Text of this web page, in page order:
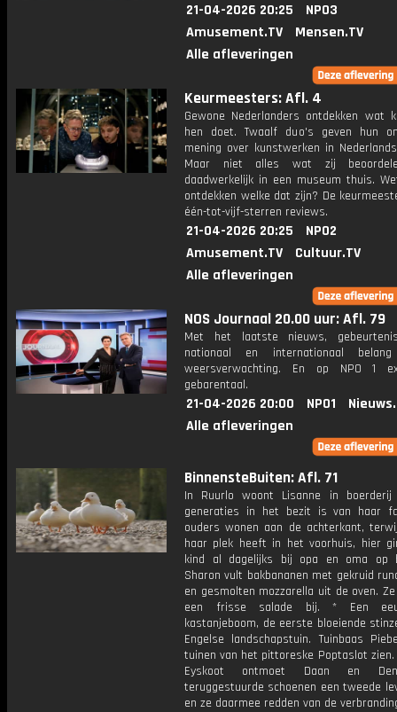
21-04-2026 20:25
NPO3
Amusement.TV
Mensen.TV
Alle afleveringen
Keurmeesters: Afl. 4
Gewone Nederlanders ontdekken wat
hen doet. Twaalf duo's geven hun
mening over kunstwerken in
Maar niet alles wat zij
daadwerkelijk in een museum thuis.
ontdekken welke dat zijn? De
één-tot-vijf-sterren reviews.
21-04-2026 20:25
NPO2
Amusement.TV
Cultuur.TV
Alle afleveringen
NOS Journaal 20.00 uur: Afl. 79
Met het laatste nieuws,
nationaal en internationaal
weersverwachting. En op NPO 1
gebarentaal.
21-04-2026 20:00 NPO1
Alle afleveringen
BinnensteBuiten: Afl. 71
In Ruurlo woont Lisanne in
generaties in het bezit is van haar
ouders wonen aan de achterkant,
haar plek heeft in het voorhuis, hier
kind al dagelijks bij opa en oma op
Sharon vult bakbananen met gekruid
en gesmolten mozzarella uit de oven.
een frisse salade bij. * Een
kastanjeboom, de eerste bloeiende
Engelse landschapstuin. Tuinbaas
tuinen van het pittoreske Poptaslot zien.
Eyskoot ontmoet Daan en
teruggestuurde schoenen een tweede
en ze daarmee redden van de